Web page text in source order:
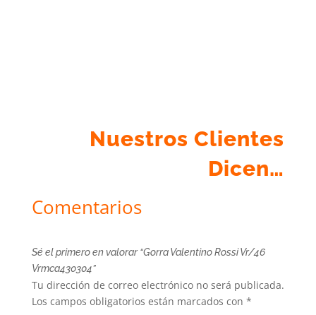
Nuestros Clientes
Dicen…
Comentarios
Sé el primero en valorar “Gorra Valentino Rossi Vr/46
Vrmca430304”
Tu dirección de correo electrónico no será publicada.
Los campos obligatorios están marcados con *